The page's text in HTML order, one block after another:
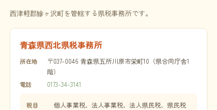
西津軽郡鰺ヶ沢町を管轄する県税事務所です。
青森県西北県税事務所
所在地
〒037-0046 青森県五所川原市栄町10（県合同庁舎1
階）
電話 0173-34-3141
税目
個人事業税、法人事業税、法人県民税、県民税